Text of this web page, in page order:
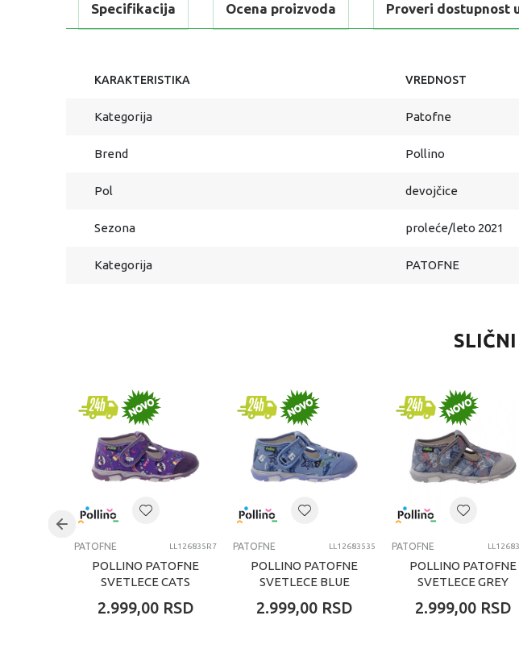
Specifikacija Ocena proizvoda Proveri dostupnost
KARAKTERISTIKA VREDNOST
Kategorija Patofne
Brend Pollino
Pol devojčice
Sezona proleće/leto 2021
Kategorija PATOFNE
PATOFNE LL126835R7
POLLINO PATOFNE
SVETLECE CATS
2.999,00 RSD
PATOFNE LL12683535
POLLINO PATOFNE
SVETLECE BLUE
2.999,00 RSD
PATOFNE
POLLINO PATOFNE
SVETLECE GREY
2.999,00 RSD